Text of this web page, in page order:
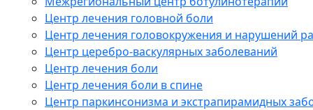
Центр лечения головной боли
Центр лечения головокружения и нарушений
Центр церебро-васкулярных заболеваний
Центр лечения боли
Центр лечения боли в спине
Центр паркинсонизма и экстрапирамидных